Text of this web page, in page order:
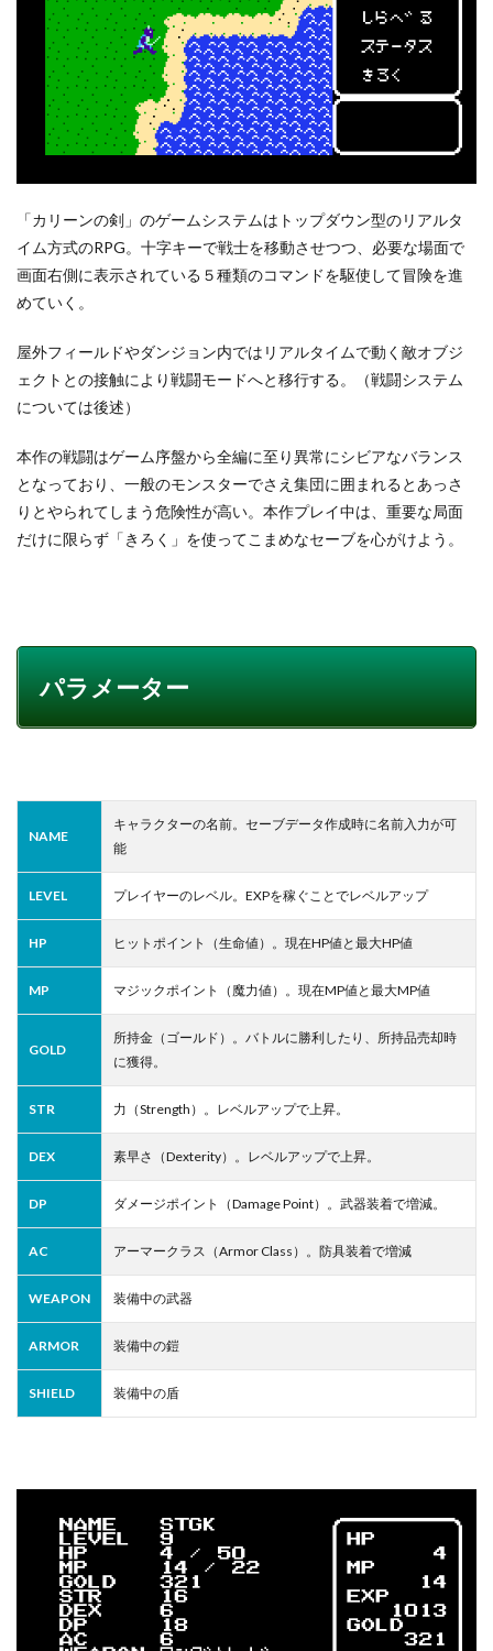
「カリーンの剣」のゲームシステムはトップダウン型のリアルタ
イム方式のRPG。十字キーで戦士を移動させつつ、必要な場面で
画面右側に表示されている５種類のコマンドを駆使して冒険を進
めていく。
屋外フィールドやダンジョン内ではリアルタイムで動く敵オブジ
ェクトとの接触により戦闘モードへと移行する。（戦闘システム
については後述）
本作の戦闘はゲーム序盤から全編に至り異常にシビアなバランス
となっており、一般のモンスターでさえ集団に囲まれるとあっさ
りとやられてしまう危険性が高い。本作プレイ中は、重要な局面
だけに限らず「きろく」を使ってこまめなセーブを心がけよう。
パラメーター
NAME
キャラクターの名前。セーブデータ作成時に名前入力が可
能
LEVEL プレイヤーのレベル。EXPを稼ぐことでレベルアップ
HP ヒットポイント（生命値）。現在HP値と最大HP値
MP マジックポイント（魔力値）。現在MP値と最大MP値
GOLD
所持金（ゴールド）。バトルに勝利したり、所持品売却時
に獲得。
STR 力（Strength）。レベルアップで上昇。
DEX 素早さ（Dexterity）。レベルアップで上昇。
DP ダメージポイント（Damage Point）。武器装着で増減。
AC アーマークラス（Armor Class）。防具装着で増減
WEAPON 装備中の武器
ARMOR 装備中の鎧
SHIELD 装備中の盾